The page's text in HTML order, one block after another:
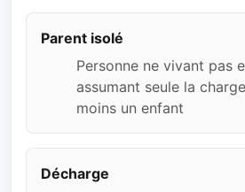
Parent isolé
Personne ne vivant pas
assumant seule la
moins un enfant
Décharge